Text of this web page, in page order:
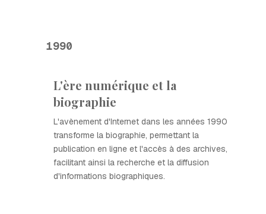
1990
L'ère numérique et la
biographie
L'avènement d'Internet dans les années 1990
transforme la biographie, permettant la
publication en ligne et l'accès à des archives,
facilitant ainsi la recherche et la diffusion
d'informations biographiques.